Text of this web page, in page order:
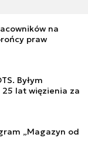
na
praw
Byłym
lat więzienia za
„Magazyn od